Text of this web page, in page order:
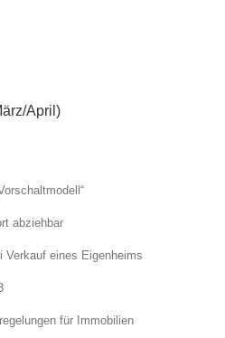
April)
abziehbar
Verkauf eines Eigenheims
für Immobilien